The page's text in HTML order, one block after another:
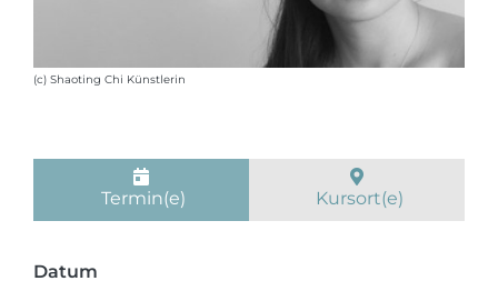
(c) Shaoting Chi Künstlerin
Termin(e) Kursort(e)
Datum